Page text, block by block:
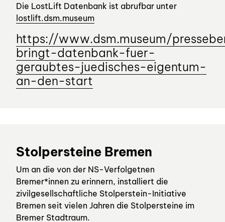
Die LostLift Datenbank ist abrufbar unter
lostlift.dsm.museum
https://www.dsm.museum/
bringt-datenbank-fuer-
geraubtes-juedisches-eigentum-
an-den-start
Stolpersteine Bremen
Um an die von der NS-Verfolgetnen
Bremer*innen zu erinnern, installiert die
zivilgesellschaftliche Stolperstein-Initiative
Bremen seit vielen Jahren die Stolpersteine im
Bremer Stadtraum.